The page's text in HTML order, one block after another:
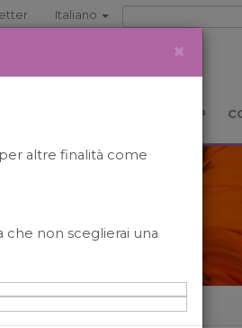
Italiano
BOOKSHOP
×
altre finalità come
che non sceglierai una